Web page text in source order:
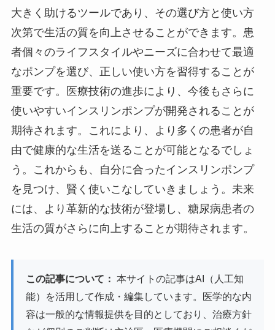
大きく助けるツールであり、その選び方と使い方
次第で生活の質を向上させることができます。患
者個々のライフスタイルやニーズに合わせて最適
なポンプを選び、正しい使い方を習得することが
重要です。医療技術の進歩により、今後もさらに
使いやすいインスリンポンプが開発されることが
期待されます。これにより、より多くの患者が自
由で健康的な生活を送ることが可能となるでしょ
う。これからも、自分に合ったインスリンポンプ
を見つけ、賢く使いこなしていきましょう。未来
には、より革新的な技術が登場し、糖尿病患者の
生活の質がさらに向上することが期待されます。
この記事について： 本サイトの記事はAI（人工知
能）を活用して作成・編集しています。医学的な内
容は一般的な情報提供を目的としており、治療方針